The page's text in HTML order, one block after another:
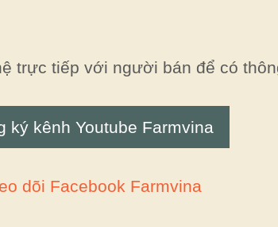
trực tiếp với người bán để có
ký kênh Youtube Farmvina
dõi Facebook Farmvina